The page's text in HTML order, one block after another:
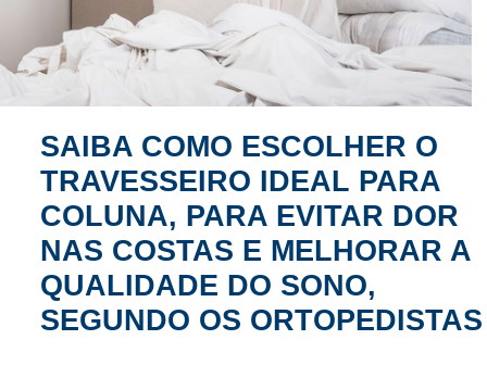
SAIBA COMO ESCOLHER O
TRAVESSEIRO IDEAL PARA
COLUNA, PARA EVITAR DOR
NAS COSTAS E MELHORAR A
QUALIDADE DO SONO,
SEGUNDO OS ORTOPEDISTAS